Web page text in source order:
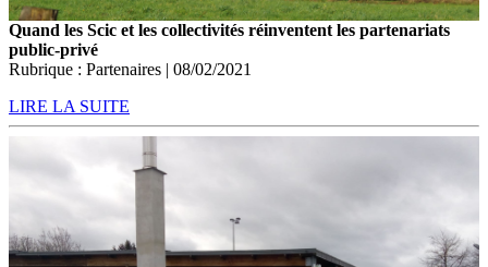
Quand les Scic et les collectivités réinventent les partenariats
public-privé
Rubrique : Partenaires | 08/02/2021
LIRE LA SUITE